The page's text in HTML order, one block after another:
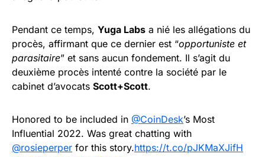
Pendant ce temps, Yuga Labs a nié les allégations du
procès, affirmant que ce dernier est “opportuniste et
parasitaire” et sans aucun fondement. Il s’agit du
deuxième procès intenté contre la société par le
cabinet d’avocats Scott+Scott.
Honored to be included in @CoinDesk’s Most
Influential 2022. Was great chatting with
@rosieperper for this story.https://t.co/pJKMaXJifH